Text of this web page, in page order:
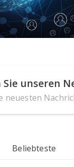
unseren
neuesten
Beliebteste